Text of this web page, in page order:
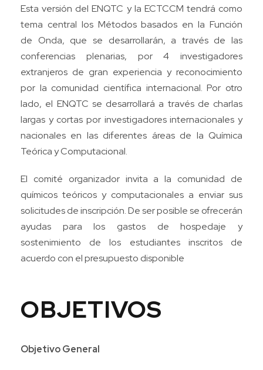
Esta versión del ENQTC y la ECTCCM tendrá como
tema central los Métodos basados en la Función
de Onda, que se desarrollarán, a través de las
conferencias plenarias, por 4 investigadores
extranjeros de gran experiencia y reconocimiento
por la comunidad científica internacional. Por otro
lado, el ENQTC se desarrollará a través de charlas
largas y cortas por investigadores internacionales y
nacionales en las diferentes áreas de la Química
Teórica y Computacional.
El comité organizador invita a la comunidad de
químicos teóricos y computacionales a enviar sus
solicitudes de inscripción. De ser posible se ofrecerán
ayudas para los gastos de hospedaje y
sostenimiento de los estudiantes inscritos de
acuerdo con el presupuesto disponible
OBJETIVOS
Objetivo General